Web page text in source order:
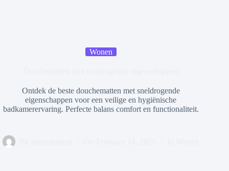
Wonen
Ontdek de beste douchematten met sneldrogende
eigenschappen voor een veilige en hygiënische
badkamerervaring. Perfecte balans comfort en functionaliteit.